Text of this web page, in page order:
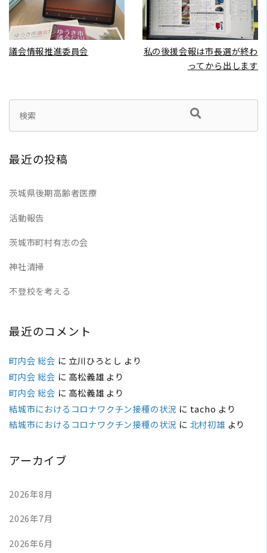
READ MORE
議会情報推進委員会
READ MORE
私の後援会報は市長選が終わ
ってから出します
最近の投稿
茨城県後期高齢者医療
活動報告
茨城市町村有志の会
神社清掃
不登校を考える
最近のコメント
町内会 総会 に 立川ひろとし より
町内会 総会 に 高松義雄より
町内会 総会 に 高松義雄より
結城市におけるコロナワクチン接種の状況 に tacho より
結城市におけるコロナワクチン接種の状況 に 北村初雄より
アーカイブ
2026年8月
2026年7月
2026年6月